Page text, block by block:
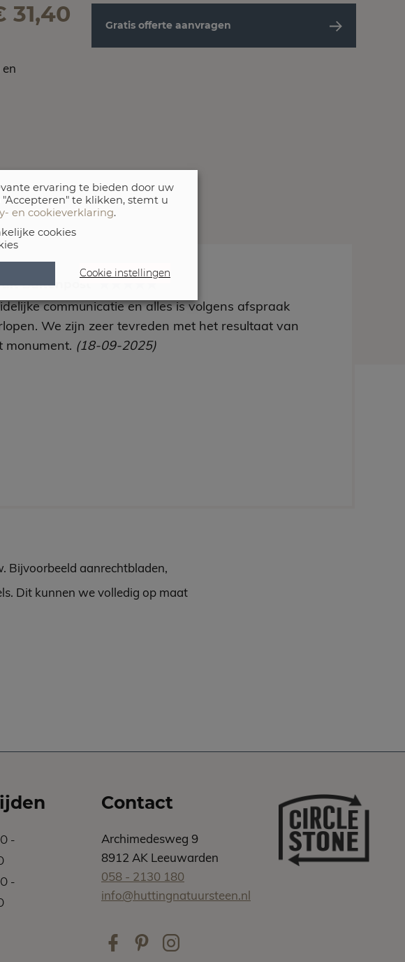
31,40 Gratis offerte aanvragen
uit Buitenpost
communicatie en alles is volgens afspraak
We zijn zeer tevreden met het resultaat van
monument. (18-09-2025)
Bijvoorbeeld aanrechtbladen,
Dit kunnen we volledig op maat
-
-
Contact
Archimedesweg 9
8912 AK Leeuwarden
058 - 2130 180
info@huttingnatuursteen.nl
ervaring te bieden door uw
te klikken, stemt u
en cookieverklaring.
cookies
Cookie instellingen